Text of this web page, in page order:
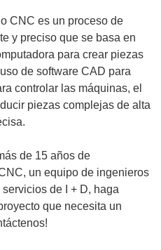
CNC es un proceso de
y preciso que se basa en
para crear piezas
de software CAD para
controlar las máquinas, el
piezas complejas de alta
de 15 años de
un equipo de ingenieros
de I + D, haga
que necesita un